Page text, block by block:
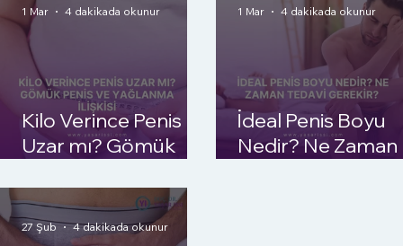
Kilo Verince Penis
Uzar mı? Gömük
İlişkisi
1 Mar 4 dakikada okunur
İdeal Penis Boyu
Nedir? Ne Zaman
1 Mar 4 dakikada okunur
27 Şub 4 dakikada okunur